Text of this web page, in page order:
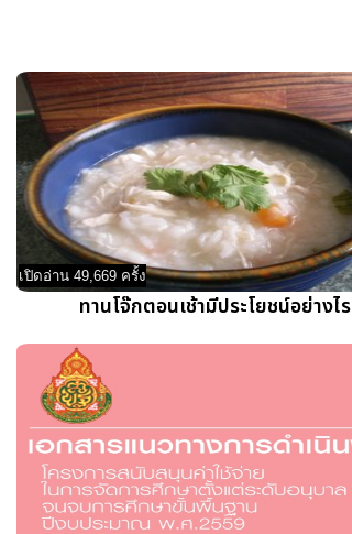
เปิดอ่าน 49,669 ครั้ง
ทานโจ๊กตอนเช้ามีประโยชน์อย่างไร